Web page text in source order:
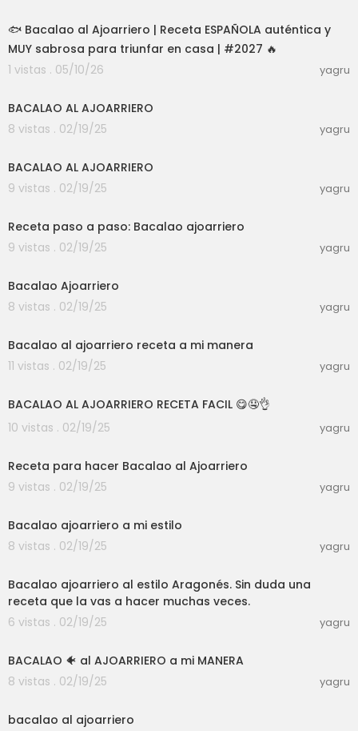
🐟 Bacalao al Ajoarriero | Receta ESPAÑOLA auténtica y
MUY sabrosa para triunfar en casa | #2027 🔥
1 vistas . 05/10/26
yagru
BACALAO AL AJOARRIERO
8 vistas . 02/19/25
yagru
BACALAO AL AJOARRIERO
9 vistas . 02/19/25
yagru
Receta paso a paso: Bacalao ajoarriero
9 vistas . 02/19/25
yagru
Bacalao Ajoarriero
8 vistas . 02/19/25
yagru
Bacalao al ajoarriero receta a mi manera
11 vistas . 02/19/25
yagru
BACALAO AL AJOARRIERO RECETA FACIL 😋🤤👌
10 vistas . 02/19/25
yagru
Receta para hacer Bacalao al Ajoarriero
9 vistas . 02/19/25
yagru
Bacalao ajoarriero a mi estilo
8 vistas . 02/19/25
yagru
Bacalao ajoarriero al estilo Aragonés. Sin duda una
receta que la vas a hacer muchas veces.
6 vistas . 02/19/25
yagru
BACALAO 🐠 al AJOARRIERO a mi MANERA
8 vistas . 02/19/25
yagru
bacalao al ajoarriero